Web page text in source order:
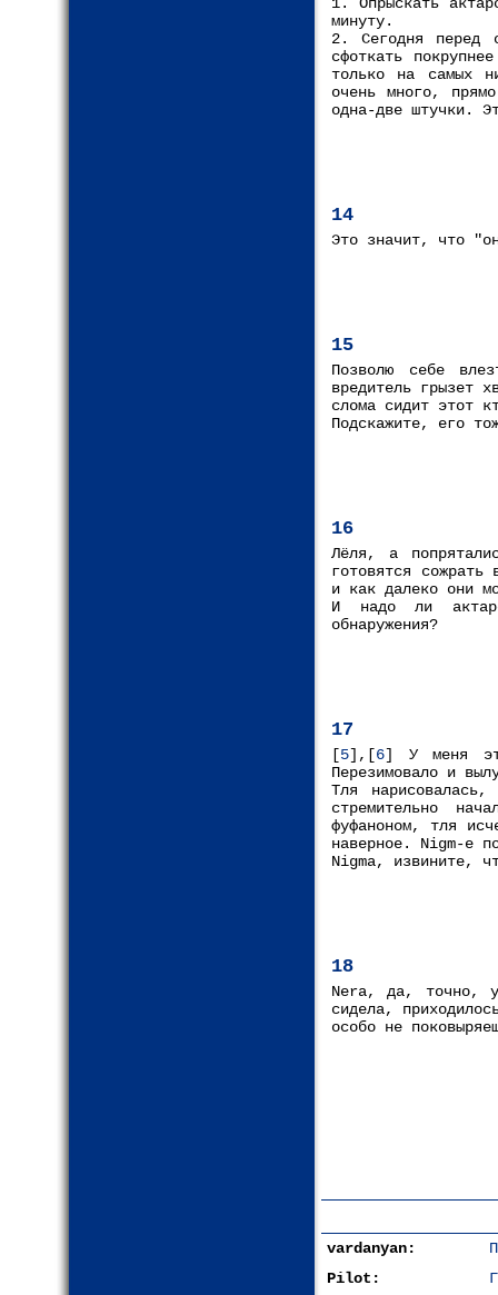
минуту.
2. Сегодня перед
сфоткать
только на самых
очень много,
одна-две штучки.
14
Это значит, что
15
Позволю себе
вредитель грызет
слома сидит этот
Подскажите, его
16
Лёля, а
готовятся
и как далеко они
И надо ли
обнаружения?
17
[5],[6] У меня
Перезимовало и
Тля
стремительно
фуфаноном, тля
наверное. Nigm-e
Nigma, извините,
18
Nera, да, точно,
сидела,
особо не
vardanyan:
Pilot: